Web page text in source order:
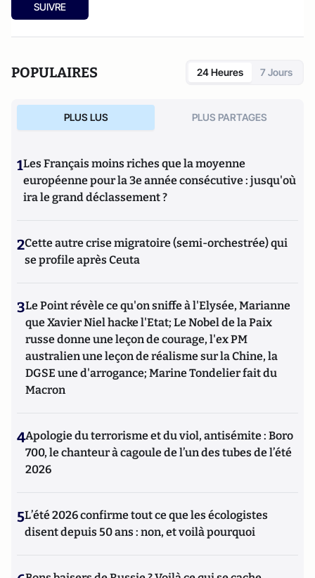
SUIVRE
POPULAIRES 24 Heures 7 Jours
PLUS LUS PLUS PARTAGES
1Les Français moins riches que la moyenne
européenne pour la 3e année consécutive : jusqu'où
ira le grand déclassement ?
2Cette autre crise migratoire (semi-orchestrée) qui
se profile après Ceuta
3Le Point révèle ce qu'on sniffe à l'Elysée, Marianne
que Xavier Niel hacke l'Etat; Le Nobel de la Paix
russe donne une leçon de courage, l'ex PM
australien une leçon de réalisme sur la Chine, la
DGSE une d'arrogance; Marine Tondelier fait du
Macron
4Apologie du terrorisme et du viol, antisémite : Boro
700, le chanteur à cagoule de l’un des tubes de l’été
2026
5L’été 2026 confirme tout ce que les écologistes
disent depuis 50 ans : non, et voilà pourquoi